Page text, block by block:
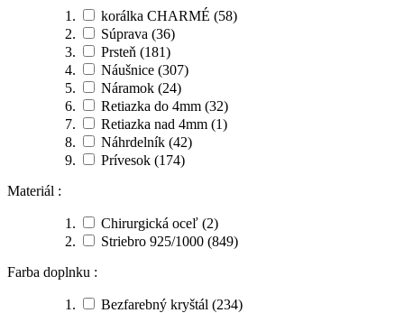
korálka CHARMÉ (58)
Súprava (36)
Prsteň (181)
Náušnice (307)
Náramok (24)
Retiazka do 4mm (32)
Retiazka nad 4mm (1)
Náhrdelník (42)
Prívesok (174)
Materiál :
Chirurgická oceľ (2)
Striebro 925/1000 (849)
Farba doplnku :
Bezfarebný kryštál (234)